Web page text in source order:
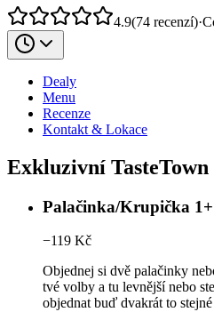
4.9(74 recenzí)·
Dealy
Menu
Recenze
Kontakt & Lokace
Exkluzivní TasteTown
Palačinka/Krupička
−119 Kč
Objednej si dvě palačinky
tvé volby a tu levnější nebo
objednat buď dvakrát to